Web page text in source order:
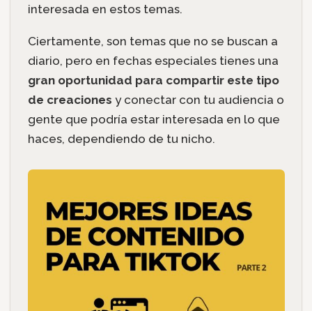
interesada en estos temas.
Ciertamente, son temas que no se buscan a
diario, pero en fechas especiales tienes una
gran oportunidad para compartir este tipo
de creaciones y conectar con tu audiencia o
gente que podría estar interesada en lo que
haces, dependiendo de tu nicho.